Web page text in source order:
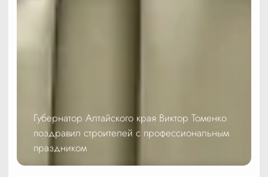
Губернатор Алтайского края Виктор Томенко
поздравил строителей с профессиональным
праздником